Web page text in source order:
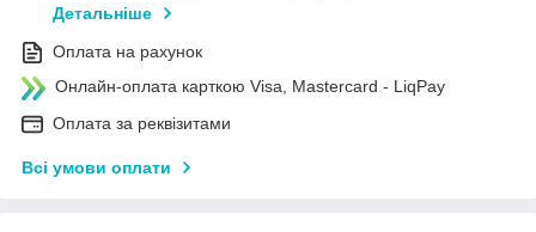
Детальніше
Оплата на рахунок
Онлайн-оплата карткою Visa, Mastercard - LiqPay
Оплата за реквізитами
Всі умови оплати